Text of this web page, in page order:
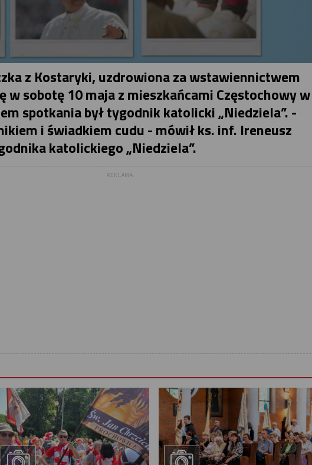
z Kostaryki, uzdrowiona za wstawiennictwem
w sobotę 10 maja z mieszkańcami Częstochowy w
spotkania był tygodnik katolicki „Niedziela”. -
i świadkiem cudu - mówił ks. inf. Ireneusz
katolickiego „Niedziela”.
REKLAMA